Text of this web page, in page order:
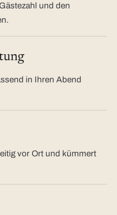
und den
in Ihren Abend
vor Ort und kümmert